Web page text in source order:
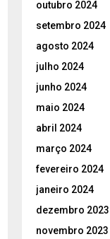
outubro 2024
setembro 2024
agosto 2024
julho 2024
junho 2024
maio 2024
abril 2024
março 2024
fevereiro 2024
janeiro 2024
dezembro 2023
novembro 2023